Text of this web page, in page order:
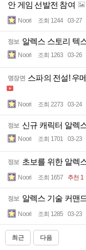
안 게임 선발전 참여
Noori 조회 1244 03-27
정보 알렉스 스토리 텍
Noori 조회 1263 03-26
명장면 스파의 전설! 우
Noori 조회 2273 03-24
정보 신규 캐릭터 알렉
Noori 조회 1701 03-23
정보 초보를 위한 알렉
Noori 조회 1657 추천 1
정보 알렉스 기술 커맨
Noori 조회 1285 03-23
최근 다음